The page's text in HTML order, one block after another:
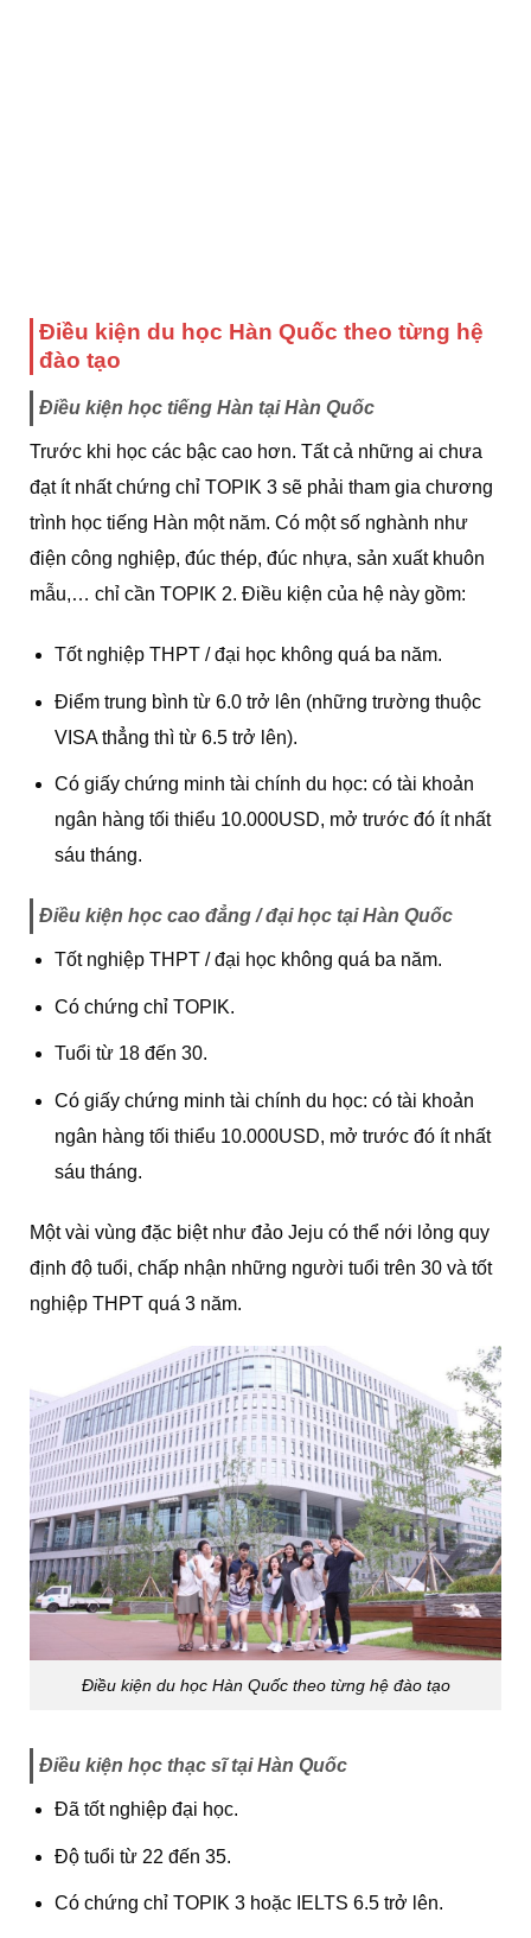
Điều kiện du học Hàn Quốc theo từng hệ
đào tạo
Điều kiện học tiếng Hàn tại Hàn Quốc
Trước khi học các bậc cao hơn. Tất cả những ai chưa
đạt ít nhất chứng chỉ TOPIK 3 sẽ phải tham gia chương
trình học tiếng Hàn một năm. Có một số nghành như
điện công nghiệp, đúc thép, đúc nhựa, sản xuất khuôn
mẫu,… chỉ cần TOPIK 2. Điều kiện của hệ này gồm:
Tốt nghiệp THPT / đại học không quá ba năm.
Điểm trung bình từ 6.0 trở lên (những trường thuộc
VISA thẳng thì từ 6.5 trở lên).
Có giấy chứng minh tài chính du học: có tài khoản
ngân hàng tối thiểu 10.000USD, mở trước đó ít nhất
sáu tháng.
Điều kiện học cao đẳng / đại học tại Hàn Quốc
Tốt nghiệp THPT / đại học không quá ba năm.
Có chứng chỉ TOPIK.
Tuổi từ 18 đến 30.
Có giấy chứng minh tài chính du học: có tài khoản
ngân hàng tối thiểu 10.000USD, mở trước đó ít nhất
sáu tháng.
Một vài vùng đặc biệt như đảo Jeju có thể nới lỏng quy
định độ tuổi, chấp nhận những người tuổi trên 30 và tốt
nghiệp THPT quá 3 năm.
Điều kiện du học Hàn Quốc theo từng hệ đào tạo
Điều kiện học thạc sĩ tại Hàn Quốc
Đã tốt nghiệp đại học.
Độ tuổi từ 22 đến 35.
Có chứng chỉ TOPIK 3 hoặc IELTS 6.5 trở lên.